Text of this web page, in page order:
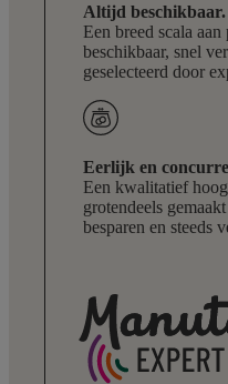
Altijd beschikbaar.
Een breed scala
beschikbaar, snel
geselecteerd door
Eerlijk en
Een kwalitatief
grotendeels
besparen en steeds